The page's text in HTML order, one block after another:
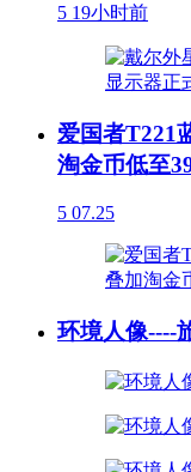
5 19小时前
爱国者T221
淘金币低至
5 07.25
环境人像----